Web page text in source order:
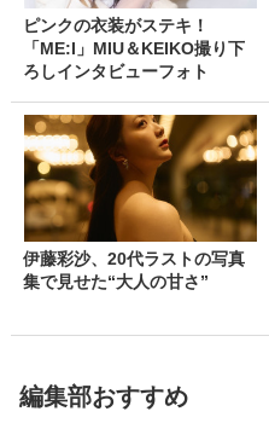
ピンクの衣装がステキ！
「ME:I」MIU＆KEIKO撮り下
ろしインタビューフォト
伊藤彩沙、20代ラストの写真
集で見せた“大人の甘さ”
編集部おすすめ